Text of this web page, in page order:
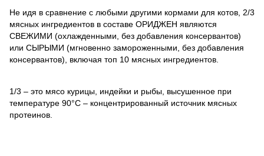
Не идя в сравнение с любыми другими кормами для котов, 2/3
мясных ингредиентов в составе ОРИДЖЕН являются
СВЕЖИМИ (охлажденными, без добавления консервантов)
или СЫРЫМИ (мгновенно замороженными, без добавления
консервантов), включая топ 10 мясных ингредиентов.
1/3 – это мясо курицы, индейки и рыбы, высушенное при
температуре 90°C – концентрированный источник мясных
протеинов.